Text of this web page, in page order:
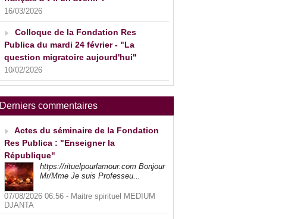
16/03/2026
Colloque de la Fondation Res
Publica du mardi 24 février - "La
question migratoire aujourd'hui"
10/02/2026
Derniers commentaires
Actes du séminaire de la Fondation
Res Publica : "Enseigner la
République"
https://rituelpourlamour.com Bonjour
Mr/Mme Je suis Professeu...
07/08/2026 06:56 - Maitre spirituel MEDIUM
DJANTA